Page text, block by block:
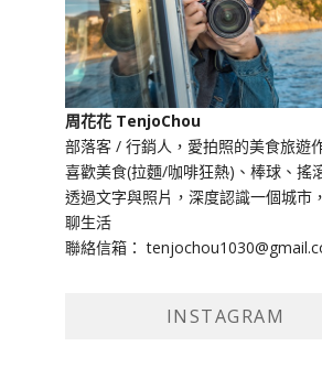
周花花 TenjoChou
部落客 / 行銷人，愛拍照的美食旅遊
喜歡美食(拉麵/咖啡狂熱)、棒球、搖
透過文字與照片，深度認識一個城市
聊生活
聯絡信箱：
INSTAGRAM